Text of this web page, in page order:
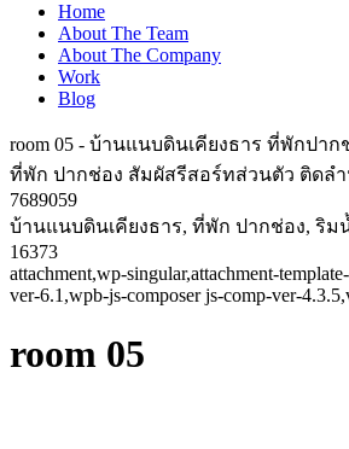
Home
About The Team
About The Company
Work
Blog
room 05 - บ้านแนบดินเคียงธาร ที่พักปาก
ที่พัก ปากช่อง สัมผัสรีสอร์ทส่วนตัว ติดลำ
7689059
บ้านแนบดินเคียงธาร, ที่พัก ปากช่อง, ริม
16373
attachment,wp-singular,attachment-
ver-6.1,wpb-js-composer js-comp-ver-
room 05